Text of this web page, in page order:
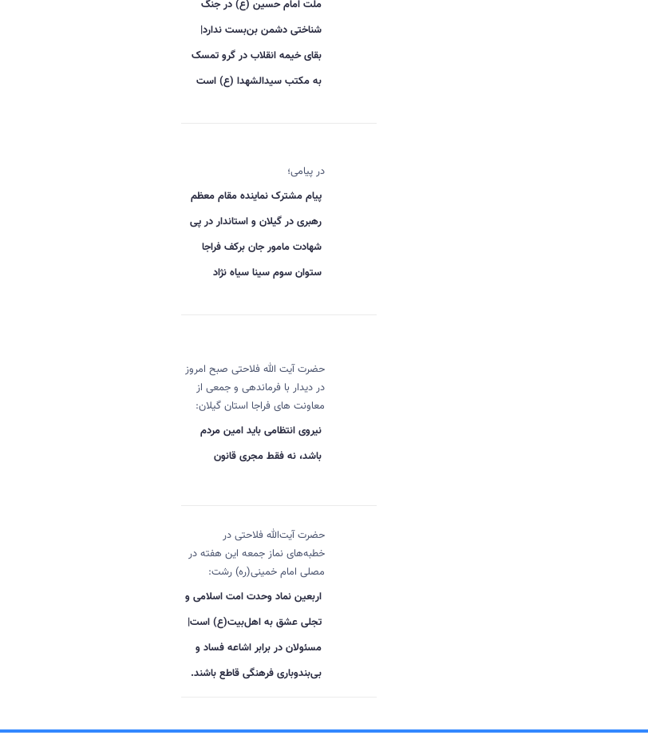
ملت امام حسین (ع) در جنگ
شناختی دشمن بن‌بست ندارد|
بقای خیمه انقلاب در گرو تمسک
به مکتب سیدالشهدا (ع) است
در پیامی؛
پیام مشترک نماینده مقام معظم
رهبری در گیلان و استاندار در پی
شهادت مامور جان برکف فراجا
ستوان سوم سینا سیاه نژاد
حضرت آیت الله فلاحتی صبح امروز
در دیدار با فرماندهی و جمعی از
معاونت های فراجا استان گیلان:
نیروی انتظامی باید امین مردم
باشد، نه فقط مجری قانون
حضرت آیت‌الله فلاحتی در
خطبه‌های نماز جمعه این هفته در
مصلی امام خمینی(ره) رشت:
اربعین نماد وحدت امت اسلامی و
تجلی عشق به اهل‌بیت(ع) است|
مسئولان در برابر اشاعه فساد و
بی‌بندوباری فرهنگی قاطع باشند.